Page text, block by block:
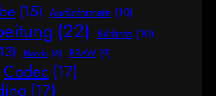
(15) Audioformate (10)
(22) Bildrate (10)
Blende (8) BRAW (9)
Codec (17)
(17)